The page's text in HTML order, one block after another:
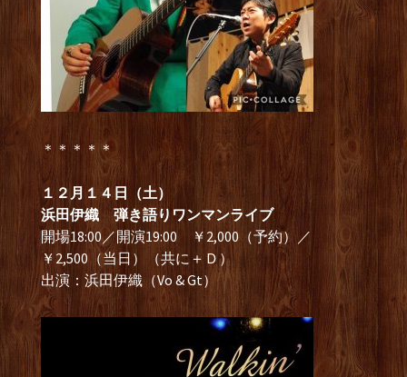
＊＊＊＊＊
１２月１４日（土）
浜田伊織 弾き語りワンマンライブ
開場18:00／開演19:00 ￥2,000（予約）／
￥2,500（当日）（共に＋Ｄ）
出演：浜田伊織（Vo & Gt）